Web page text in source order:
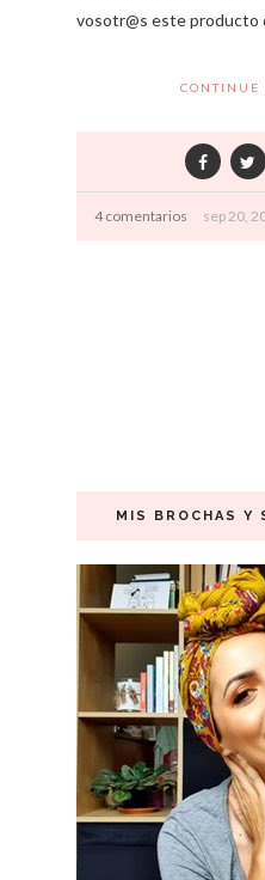
vosotr@s este producto
CONTINUE
4 comentarios sep 20,
MIS BROCHAS Y